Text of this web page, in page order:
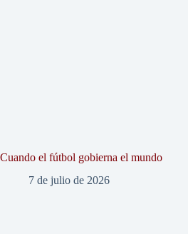
Cuando el fútbol gobierna el mundo
7 de julio de 2026